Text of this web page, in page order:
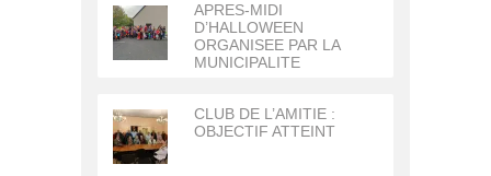
APRES-MIDI
D’HALLOWEEN
ORGANISEE PAR LA
MUNICIPALITE
CLUB DE L’AMITIE :
OBJECTIF ATTEINT